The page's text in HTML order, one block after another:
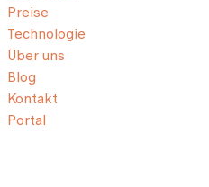
Preise
Technologie
Über uns
Blog
Kontakt
Portal